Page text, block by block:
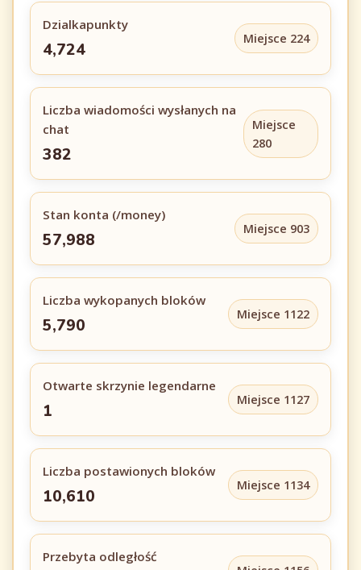
Dzialkapunkty
4,724
Miejsce 224
Liczba wiadomości wysłanych na
chat
382
Miejsce
280
Stan konta (/money)
57,988
Miejsce 903
Liczba wykopanych bloków
5,790
Miejsce 1122
Otwarte skrzynie legendarne
1
Miejsce 1127
Liczba postawionych bloków
10,610
Miejsce 1134
Przebyta odległość